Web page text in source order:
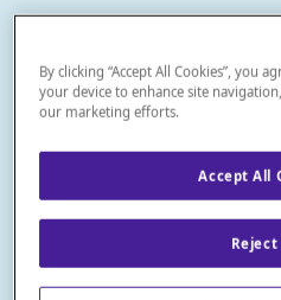
Soluție sterilă de apă de mare
decongestionantă și
rinită alergică, sinuzită și
Caracteristici
Soluție hipertonică sterilă
2%, osmolalitate de 600
100% natural, garantând
de reținere și sacului care
By clicking “Accept All Cookies”, you
your device to enhance site
our marketing efforts.
Accept All
Reject